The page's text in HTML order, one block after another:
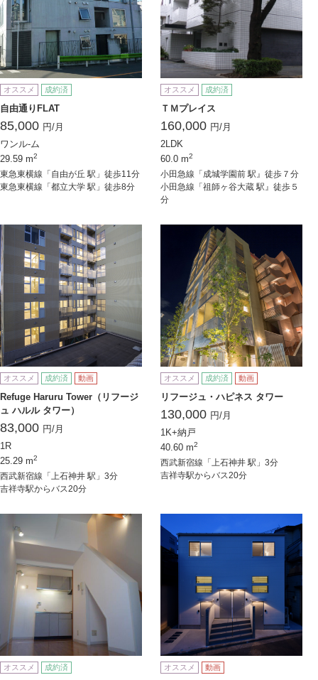
オススメ 成約済
自由通りFLAT
85,000 円/月
ワンル-ム
29.59 m2
東急東横線「自由が丘 駅」徒歩11分
東急東横線「都立大学 駅」徒歩8分
オススメ 成約済
ＴＭプレイス
160,000 円/月
2LDK
60.0 m2
小田急線「成城学園前 駅』徒歩７分
小田急線「祖師ヶ谷大蔵 駅』徒歩５
分
オススメ 成約済 動画
Refuge Haruru Tower（リフージ
ュ ハルル タワー）
83,000 円/月
1R
25.29 m2
西武新宿線「上石神井 駅」3分
吉祥寺駅からバス20分
オススメ 成約済 動画
リフージュ・ハピネス タワー
130,000 円/月
1K+納戸
40.60 m2
西武新宿線「上石神井 駅」3分
吉祥寺駅からバス20分
オススメ 成約済 オススメ 動画